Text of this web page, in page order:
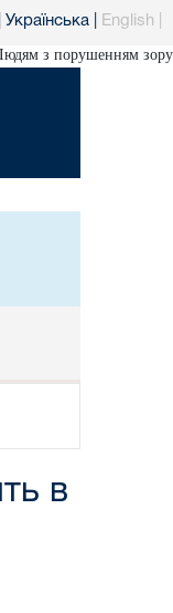
Українська English
з порушенням зору
в